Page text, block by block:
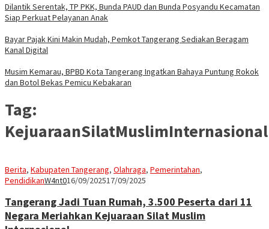
Dilantik Serentak, TP PKK, Bunda PAUD dan Bunda Posyandu Kecamatan
Siap Perkuat Pelayanan Anak
Bayar Pajak Kini Makin Mudah, Pemkot Tangerang Sediakan Beragam
Kanal Digital
Musim Kemarau, BPBD Kota Tangerang Ingatkan Bahaya Puntung Rokok
dan Botol Bekas Pemicu Kebakaran
Tag:
KejuaraanSilatMuslimInternasional
Berita, Kabupaten Tangerang, Olahraga, Pemerintahan,
PendidikanW4nt016/09/202517/09/2025
Tangerang Jadi Tuan Rumah, 3.500 Peserta dari 11
Negara Meriahkan Kejuaraan Silat Muslim